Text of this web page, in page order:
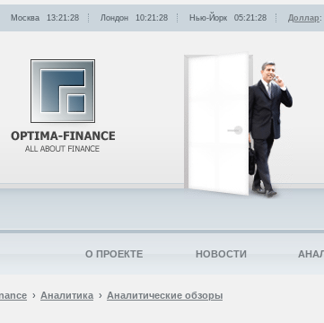
Аналитика Аналитические обзоры
Москва 13:21:28 Лондон 10:21:28 Нью-Йорк 05:21:28 Доллар:
О ПРОЕКТЕ НОВОСТИ